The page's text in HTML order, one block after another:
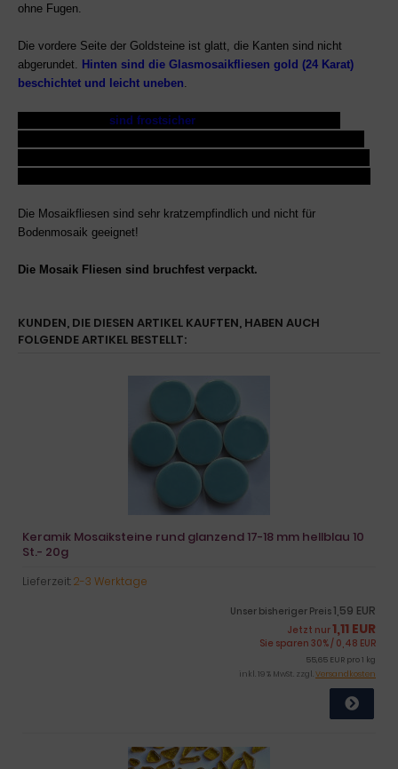
ohne Fugen.
Die vordere Seite der Goldsteine ist glatt, die Kanten sind nicht
abgerundet. Hinten sind die Glasmosaikfliesen gold (24 Karat)
beschichtet und leicht uneben.
sind frostsicher
Die Mosaikfliesen sind sehr kratzempfindlich und nicht für
Bodenmosaik geeignet!
Die Mosaik Fliesen sind bruchfest verpackt.
KUNDEN, DIE DIESEN ARTIKEL KAUFTEN, HABEN AUCH
FOLGENDE ARTIKEL BESTELLT:
Keramik Mosaiksteine rund glanzend 17-18 mm hellblau 10
St.- 20g
Lieferzeit:2-3 Werktage
Unser bisheriger Preis1,59 EUR
Jetzt nur1,11 EUR
Sie sparen 30% / 0,48 EUR
55,65 EUR pro 1 kg
inkl. 19 % MwSt. zzgl.Versandkosten